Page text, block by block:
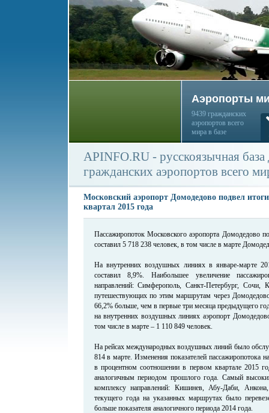
Аэропорты
9439 гражданских
аэропортов всего
мира в базе
APINFO.RU - русскоязычная
гражданских аэропортов всего
Московский аэропорт Домодедово подвел
квартал 2015 года
Пассажиропоток Московского аэропорта Домодедово
составил 5 718 238 человек, в том числе в марте
На внутренних воздушных линиях в январе-марте
составил 8,9%. Наибольшее увеличение
направлений: Симферополь, Санкт-Петербург, Сочи,
путешествующих по этим маршрутам через
66,2% больше, чем в первые три месяца предыдущего
на внутренних воздушных линиях аэропорт
том числе в марте – 1 110 849 человек.
На рейсах международных воздушных линий было
814 в марте. Изменения показателей
в процентном соотношении в первом квартале 2015
аналогичным периодом прошлого года. Самый
комплексу направлений: Кишинев, Абу-Даби,
текущего года на указанных маршрутах было
больше показателя аналогичного периода 2014 года.